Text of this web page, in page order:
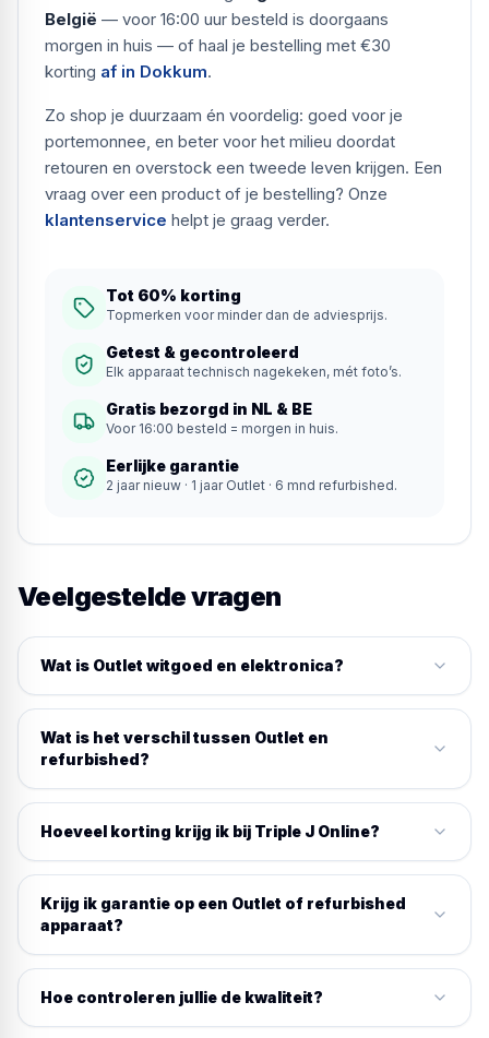
België — voor 16:00 uur besteld is doorgaans
morgen in huis — of haal je bestelling met €30
korting af in Dokkum.
Zo shop je duurzaam én voordelig: goed voor je
portemonnee, en beter voor het milieu doordat
retouren en overstock een tweede leven krijgen. Een
vraag over een product of je bestelling? Onze
klantenservice helpt je graag verder.
Tot 60% korting
Topmerken voor minder dan de adviesprijs.
Getest & gecontroleerd
Elk apparaat technisch nagekeken, mét foto’s.
Gratis bezorgd in NL & BE
Voor 16:00 besteld = morgen in huis.
Eerlijke garantie
2 jaar nieuw · 1 jaar Outlet · 6 mnd refurbished.
Veelgestelde vragen
Wat is Outlet witgoed en elektronica?
Wat is het verschil tussen Outlet en
refurbished?
Hoeveel korting krijg ik bij Triple J Online?
Krijg ik garantie op een Outlet of refurbished
apparaat?
Hoe controleren jullie de kwaliteit?